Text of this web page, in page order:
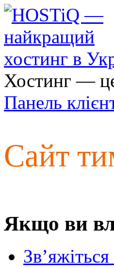
Хостинг —
Панель
Сайт
Якщо ви